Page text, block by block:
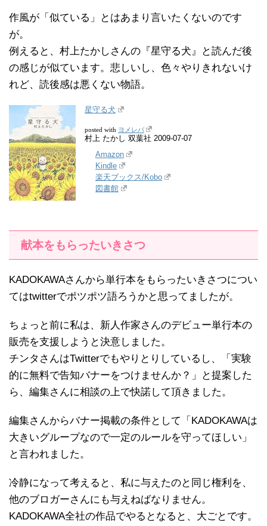
作風が「似ている」とはあまり言いたくないのです
が。
例えると、村上たかしさんの『星守る犬』と読んだ後
の感じが似ています。悲しいし、色々やりきれないけ
れど、読後感は悪くない物語。
星守る犬
posted with ヨメレバ
村上 たかし 双葉社 2009-07-07
Amazon
Kindle
楽天ブックス/Kobo
図書館
献本をもらったいきさつ
KADOKAWAさんから単行本をもらったいきさつについ
てはtwitterでポツポツ語ろうかと思ってましたが。
ちょっと前に私は、新人作家さんのデビュー単行本の
販売を支援しようと決意しました。
チンタさんはTwitterでもやりとりしているし、「実験
的に無料で告知バナーをつけませんか？」と提案した
ら、編集さんに相談の上で快諾して頂きました。
編集さんからバナー掲載の条件として「KADOKAWAは
大きいグループなので一定のルールを守ってほしい」
と言われました。
冷静になって考えると、私に与えたのと同じ権利を、
他のブロガーさんにも与えねばなりません。
KADOKAWA全社の作品でやるとなると、大ごとです。